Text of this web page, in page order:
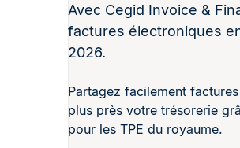
Avec Cegid Invoice &
factures électroniques
2026.
Partagez facilement
plus près votre trésorerie
pour les TPE du royaume.